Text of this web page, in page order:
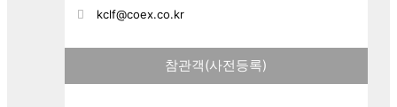
kclf@coex.co.kr
참관객(사전등록)